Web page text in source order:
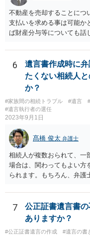
不動産を売却することにつ
支払いを求める事は可能か
ば財産分与等についても話
士事務所へご相談されると
6
遺言書作成時に
たくない相続人
か？
#家族間の相続トラブル #遺言
#遺言執行者の選任
2023年9月1日
髙橋 俊太 弁護士
相続人が複数おられて、一
場合は、関わってもよい方
られます。もちろん、弁
方に再委任の権限を付与し
士に直接ご相談されること
7
公正証書遺言書
ありますか？
#公正証書遺言の作成 #遺言の書